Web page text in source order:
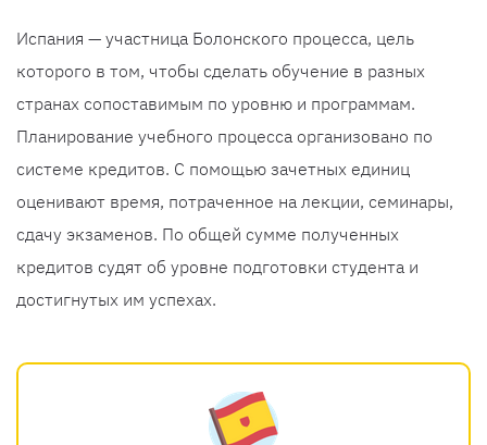
Испания — участница Болонского процесса, цель
которого в том, чтобы сделать обучение в разных
странах сопоставимым по уровню и программам.
Планирование учебного процесса организовано по
системе кредитов. С помощью зачетных единиц
оценивают время, потраченное на лекции, семинары,
сдачу экзаменов. По общей сумме полученных
кредитов судят об уровне подготовки студента и
достигнутых им успехах.